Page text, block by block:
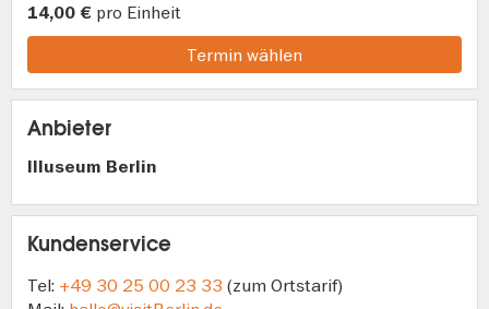
14,00 € pro Einheit
Termin wählen
Anbieter
Illuseum Berlin
Kundenservice
Tel: +49 30 25 00 23 33 (zum Ortstarif)